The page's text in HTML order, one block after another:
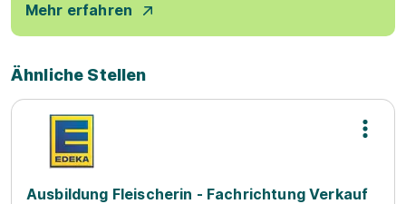
Mehr erfahren
Ähnliche Stellen
Ausbildung Fleischerin - Fachrichtung Verkauf